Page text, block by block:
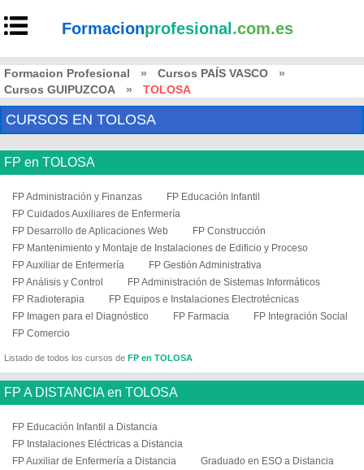
Formacionprofesional .com.es
Formacion Profesional » Cursos PAÍS VASCO
»
Cursos GUIPUZCOA
» TOLOSA
CURSOS EN TOLOSA
FP en TOLOSA
FP Administración y Finanzas
FP Educación Infantil
FP Cuidados Auxiliares de Enfermería
FP Desarrollo de Aplicaciones Web
FP Construcción
FP Mantenimiento y Montaje de Instalaciones de Edificio y Proceso
FP Auxiliar de Enfermería
FP Gestión Administrativa
FP Análisis y Control
FP Administración de Sistemas Informáticos
FP Radioterapia
FP Equipos e Instalaciones Electrotécnicas
FP Imagen para el Diagnóstico
FP Farmacia
FP Integración Social
FP Comercio
Listado de todos los cursos de FP en TOLOSA
FP A DISTANCIA en TOLOSA
FP Educación Infantil a Distancia
FP Instalaciones Eléctricas a Distancia
FP Auxiliar de Enfermería a Distancia
Graduado en ESO a Distancia